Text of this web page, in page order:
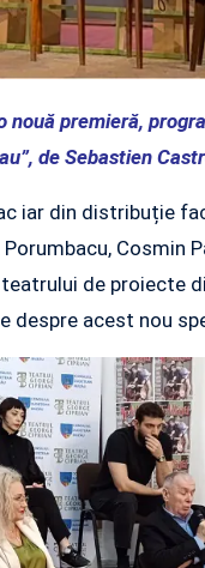
nouă premieră,
de Sebastien
iar din distribuție
Cosmin
de proiecte
despre acest nou